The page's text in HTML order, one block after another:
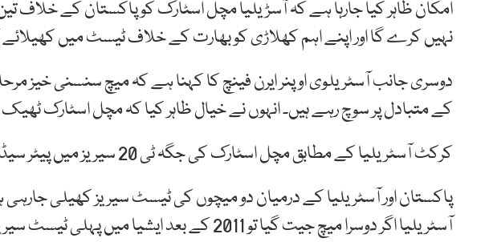
نہیں کرے گا اور اپنے اہم کھلاڑی کو بھارت کے خلاف ٹیسٹ میں کھیلائے
دوسری جانب آسٹریلوی اوپنر ایرن فینچ کا کہنا ہے کہ میچ سنسنی خیز
کے متبادل پر سوچ رہے ہیں۔ انہوں نے خیال ظاہر کیا کہ مچل اسٹارک
کرکٹ آسٹریلیا کے مطابق مچل اسٹارک کی جگہ ٹی 20 سیریز میں پیٹر سیڈل کو موقع دیا جاسکتا ہے۔
پاکستان اور آسٹریلیا کے درمیان دو میچوں کی ٹیسٹ سیریز کھیلی
آسٹریلیا اگر دوسرا میچ جیت گیا تو 2011 کے بعد ایشیا میں پہلی ٹیسٹ سیریز اپنے نام کر پائے گا۔